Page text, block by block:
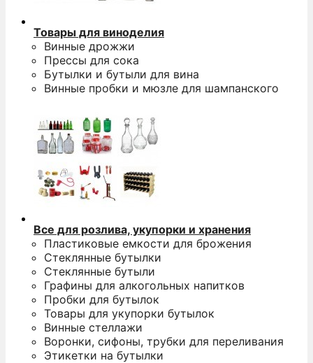
Товары для виноделия
Винные дрожжи
Прессы для сока
Бутылки и бутыли для вина
Винные пробки и мюзле для шампанского
Все для розлива, укупорки и хранения
Пластиковые емкости для брожения
Стеклянные бутылки
Стеклянные бутыли
Графины для алкогольных напитков
Пробки для бутылок
Товары для укупорки бутылок
Винные стеллажи
Воронки, сифоны, трубки для переливания
Этикетки на бутылки